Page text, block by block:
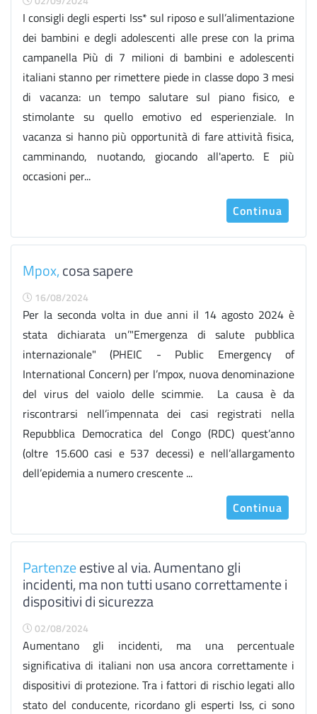
I consigli degli esperti Iss* sul riposo e sull’alimentazione
dei bambini e degli adolescenti alle prese con la prima
campanella Più di 7 milioni di bambini e adolescenti
italiani stanno per rimettere piede in classe dopo 3 mesi
di vacanza: un tempo salutare sul piano fisico, e
stimolante su quello emotivo ed esperienziale. In
vacanza si hanno più opportunità di fare attività fisica,
camminando, nuotando, giocando all'aperto. E più
occasioni per...
Continua
Mpox,cosa sapere
16/08/2024
Per la seconda volta in due anni il 14 agosto 2024 è
stata dichiarata un’"Emergenza di salute pubblica
internazionale" (PHEIC - Public Emergency of
International Concern) per l’mpox, nuova denominazione
del virus del vaiolo delle scimmie. La causa è da
riscontrarsi nell’impennata dei casi registrati nella
Repubblica Democratica del Congo (RDC) quest’anno
(oltre 15.600 casi e 537 decessi) e nell’allargamento
dell’epidemia a numero crescente ...
Continua
Partenzeestive al via. Aumentano gli
incidenti, ma non tutti usano correttamente i
dispositivi di sicurezza
02/08/2024
Aumentano gli incidenti, ma una percentuale
significativa di italiani non usa ancora correttamente i
dispositivi di protezione. Tra i fattori di rischio legati allo
stato del conducente, ricordano gli esperti Iss, ci sono